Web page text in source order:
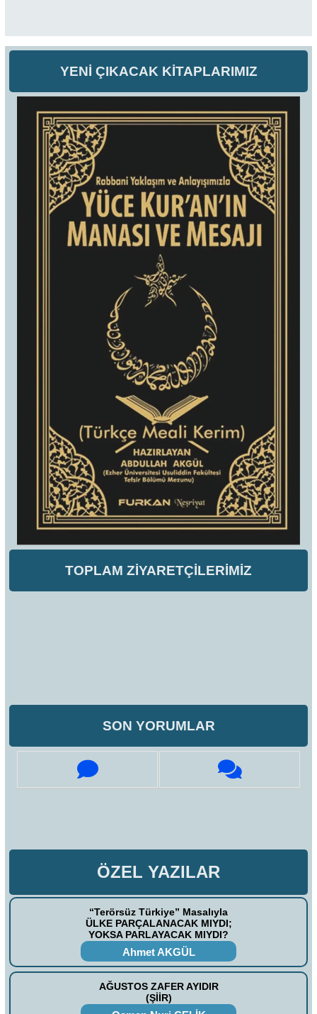
YENİ ÇIKACAK KİTAPLARIMIZ
TOPLAM ZİYARETÇİLERİMİZ
SON YORUMLAR
ÖZEL YAZILAR
“Terörsüz Türkiye” Masalıyla
ÜLKE PARÇALANACAK MIYDI;
YOKSA PARLAYACAK MIYDI?
Ahmet AKGÜL
AĞUSTOS ZAFER AYIDIR
(ŞİİR)